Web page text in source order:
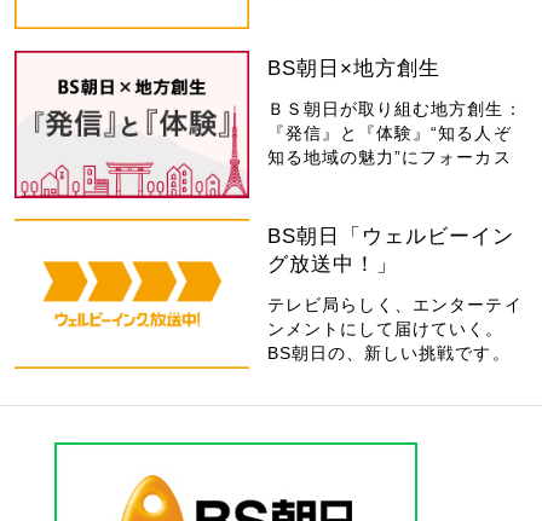
BS朝日×地方創生
ＢＳ朝日が取り組む地方創生：
『発信』と『体験』“知る人ぞ
知る地域の魅力”にフォーカス
BS朝日「ウェルビーイン
グ放送中！」
テレビ局らしく、エンターテイ
ンメントにして届けていく。
BS朝日の、新しい挑戦です。